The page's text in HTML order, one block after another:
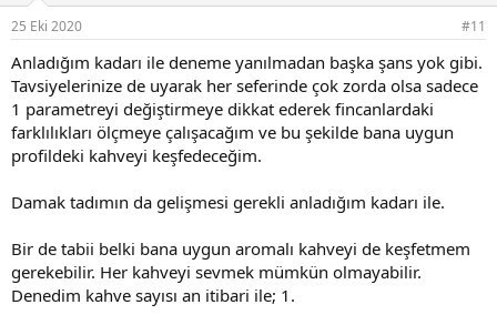
:
25 Eki 2020 #11
Anladığım kadarı ile deneme yanılmadan başka şans yok gibi.
Tavsiyelerinize de uyarak her seferinde çok zorda olsa sadece
1 parametreyi değiştirmeye dikkat ederek fincanlardaki
farklılıkları ölçmeye çalışacağım ve bu şekilde bana uygun
profildeki kahveyi keşfedeceğim.
Damak tadımın da gelişmesi gerekli anladığım kadarı ile.
Bir de tabii belki bana uygun aromalı kahveyi de keşfetmem
gerekebilir. Her kahveyi sevmek mümkün olmayabilir.
Denedim kahve sayısı an itibari ile; 1.